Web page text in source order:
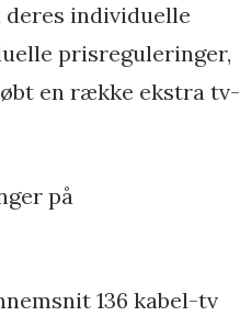
individuelle
prisreguleringer,
en række ekstra tv-
på
136 kabel-tv